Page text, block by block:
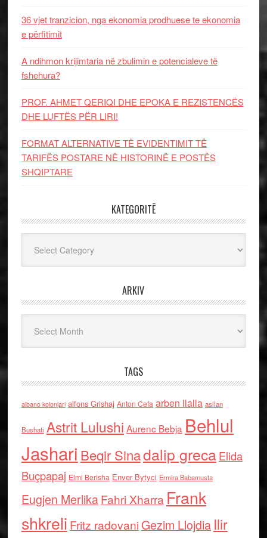
36 vjet tranzicion, nga ekonomia prodhuese te ekonomia
e përfitimit
A ndihmon krijimtaria në zbulimin e potencialeve të
fshehura?
PROF. AHMET QERIQI DHE EPOKA E REZISTENCЁS
DHE LUFTЁS PЁR LIRI!
FORMAT ALTERNATIVE TË EVIDENTIMIT TË
TARIFËS POSTARE NË HISTORINË E POSTËS
SHQIPTARE
KATEGORITË
ARKIV
TAGS
albano kolonjari alfons Grishaj Anton Cefa arben llalla asllan
Bushati Astrit Lulushi Aurenc Bebja Behlul
Jashari Beqir Sinadalip grecaElida
Buçpapaj Elmi Berisha Enver Bytyci Ermira Babamusta
Eugjen MerlikaFahri Xharra Frank
shkreli Fritz radovaniGezim Llojdia Ilir